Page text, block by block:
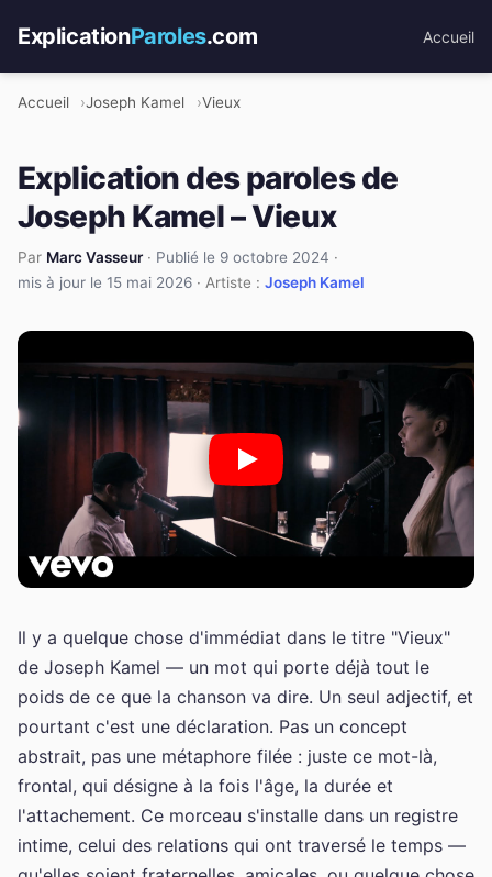
ExplicationParoles.com Accueil
Accueil Joseph Kamel Vieux
Explication des paroles de
Joseph Kamel – Vieux
Par Marc Vasseur· Publié le 9 octobre 2024 ·
mis à jour le 15 mai 2026 · Artiste : Joseph Kamel
Il y a quelque chose d'immédiat dans le titre "Vieux"
de Joseph Kamel — un mot qui porte déjà tout le
poids de ce que la chanson va dire. Un seul adjectif, et
pourtant c'est une déclaration. Pas un concept
abstrait, pas une métaphore filée : juste ce mot-là,
frontal, qui désigne à la fois l'âge, la durée et
l'attachement. Ce morceau s'installe dans un registre
intime, celui des relations qui ont traversé le temps —